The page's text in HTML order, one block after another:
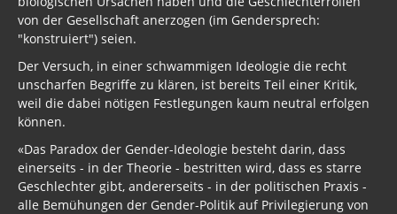
von der Gesellschaft anerzogen (im Gendersprech:
"konstruiert") seien.
Der Versuch, in einer schwammigen Ideologie die recht
unscharfen Begriffe zu klären, ist bereits Teil einer Kritik,
weil die dabei nötigen Festlegungen kaum neutral erfolgen
können.
«Das Paradox der Gender-Ideologie besteht darin, dass
einerseits - in der Theorie - bestritten wird, dass es starre
Geschlechter gibt, andererseits - in der politischen Praxis -
alle Bemühungen der Gender-Politik auf Privilegierung von